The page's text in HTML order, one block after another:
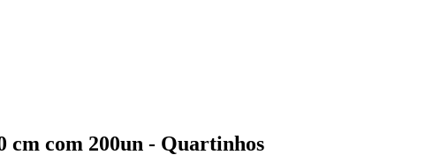
cm com 200un - Quartinhos